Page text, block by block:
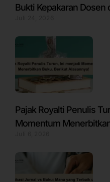
Bukti Kepakaran Dosen
Pajak Royalti Penulis
Momentum